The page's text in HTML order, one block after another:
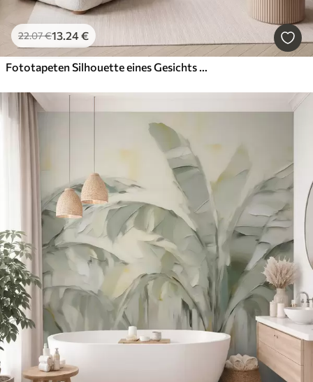
22.07€13.24€
Fototapeten Silhouette eines Gesichts vor einem abstrakten Hintergrund